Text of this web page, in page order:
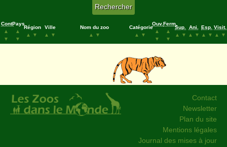
Cont.
▲
▼
Pays
▲
▼
Région
▲
▼
Ville
▲
▼
Nom du zoo
▲
▼
Catégorie
▲
▼
Ouv.
▲
▼
Ferm.
▲
▼
Sup.
▲
▼
Ani.
▲
▼
Esp.
▲
▼
Visit.
▲
▼
Contact
Newsletter
Plan du site
Mentions légales
Journal des mises à jour